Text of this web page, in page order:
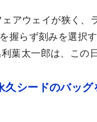
アウェイが狭く、
握らず刻みを選択
葉太一郎は、この
シードのバッ